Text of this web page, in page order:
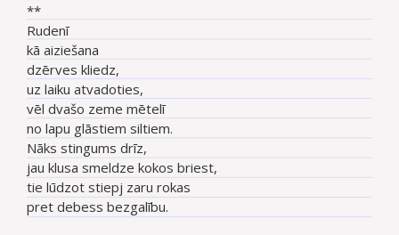
**
Rudenī
kā aiziešana
dzērves kliedz,
uz laiku atvadoties,
vēl dvašo zeme mētelī
no lapu glāstiem siltiem.
Nāks stingums drīz,
jau klusa smeldze kokos briest,
tie lūdzot stiepj zaru rokas
pret debess bezgalību.